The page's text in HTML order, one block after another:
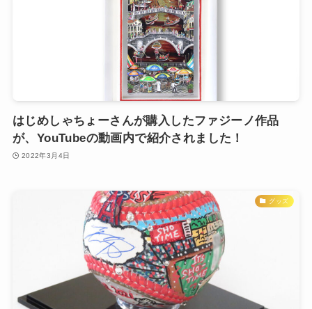
はじめしゃちょーさんが購入したファジーノ作品
が、YouTubeの動画内で紹介されました！
2022年3月4日
グッズ